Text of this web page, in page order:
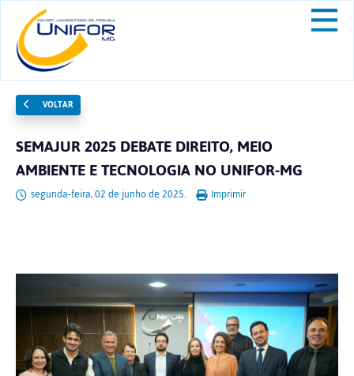
VOLTAR
SEMAJUR 2025 DEBATE DIREITO, MEIO
AMBIENTE E TECNOLOGIA NO UNIFOR-MG
segunda-feira, 02 de junho de 2025. Imprimir